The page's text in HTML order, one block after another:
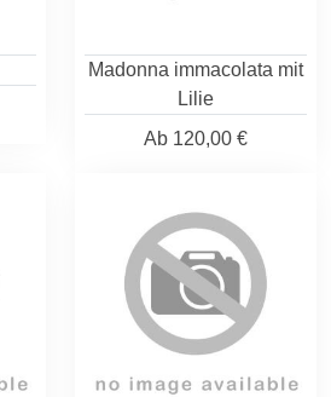
Madonna immacolata mit
Lilie
Ab 120,00 €